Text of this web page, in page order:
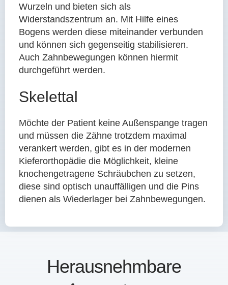
Wurzeln und bieten sich als
Widerstandszentrum an. Mit Hilfe eines
Bogens werden diese miteinander verbunden
und können sich gegenseitig stabilisieren.
Auch Zahnbewegungen können hiermit
durchgeführt werden.
Skelettal
Möchte der Patient keine Außenspange tragen
und müssen die Zähne trotzdem maximal
verankert werden, gibt es in der modernen
Kieferorthopädie die Möglichkeit, kleine
knochengetragene Schräubchen zu setzen,
diese sind optisch unauffälligen und die Pins
dienen als Wiederlager bei Zahnbewegungen.
Herausnehmbare